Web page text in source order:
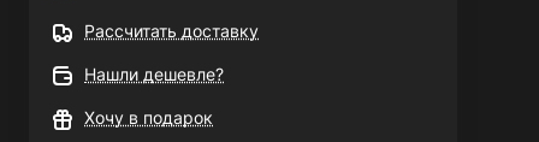
Рассчитать доставку
Нашли дешевле?
Хочу в подарок